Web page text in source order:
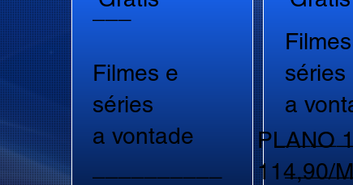
___
Filmes e
séries
a vontade
séries
a
PLANO
114,90/